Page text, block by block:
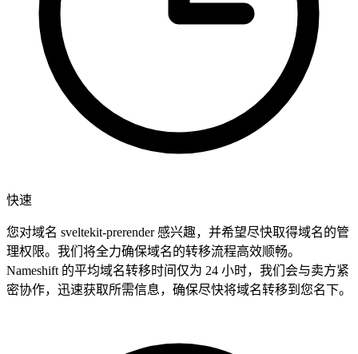
快速
您对域名 sveltekit-prerender 感兴趣，并希望尽快取得域名的管
理权限。我们将全力确保域名的转移流程高效顺畅。
Nameshift 的平均域名转移时间仅为 24 小时，我们会与卖方紧
密协作，迅速获取所需信息，确保尽快将域名转移到您名下。